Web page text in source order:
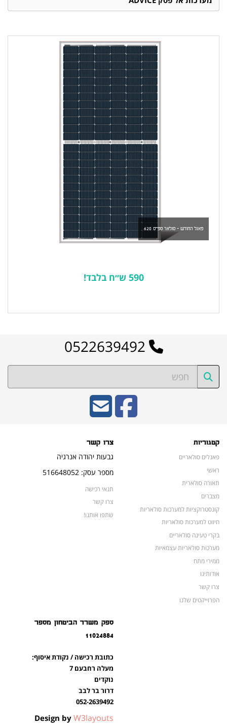
פאנל החודש - סולאר ספייס 620
590 ש״ח בלבד!
קטגוריות
פאנלים סולאריים
ראשי
תאורה סולארית
מצברים
קונסטרוקציות למערכות סולאריות
חיווט למערכות סולאריות
בקרי טעינה סולאריים
מערכות סולאריות עצמאיות
ממירי מתח
אודותינו
צרו קשר
הפרוייקטים שלנו
צרו קשר
גבעות יהודה אנרגיה
מספר עסק: 516648052
תנאי רכישה
צרו קשר
שתפו אותנו!
ספק משרד הביטחון מספר
11024884
כתובת רכישה / נקודת איסוף:
מעלה רחבעם 7
נוקדים
דרור בר לבב
052-2639492
Design by W3layouts